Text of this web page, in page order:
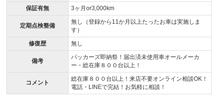
保証有無
3ヶ月or3,000km
定期点検整備
無し（登録から11か月以上たったお車は実施しま
す）
修復歴
無し
備考
パッカーズ即納祭！届出済未使用車オールメーカ
ー・総在庫８００台以上！
コメント
総在庫８００台以上！来店不要オンライン相談OK！
電話・LINEで完結！お気軽に相談！